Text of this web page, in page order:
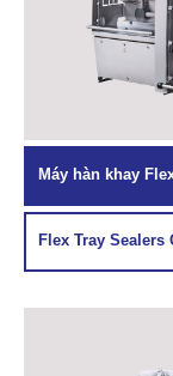
Máy hàn khay
Flex Tray Sealers